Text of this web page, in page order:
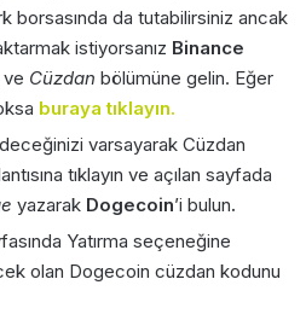
borsasında da tutabilirsiniz ancak
istiyorsanız Binance
ve Cüzdan bölümüne gelin. Eğer
buraya tıklayın.
varsayarak Cüzdan
tıklayın ve açılan sayfada
yazarak Dogecoin’i bulun.
Yatırma seçeneğine
olan Dogecoin cüzdan kodunu